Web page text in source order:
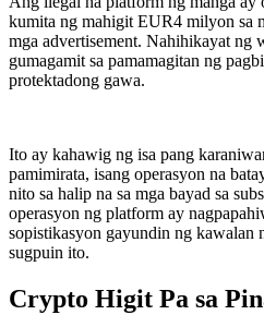
kumita ng mahigit EUR4 milyon sa
mga advertisement. Nahihikayat ng
gumagamit sa pamamagitan ng
protektadong gawa.
Ito ay kahawig ng isa pang
pamimirata, isang operasyon na
nito sa halip na sa mga bayad sa
operasyon ng platform ay
sopistikasyon gayundin ng kawalan
sugpuin ito.
Crypto Higit Pa sa